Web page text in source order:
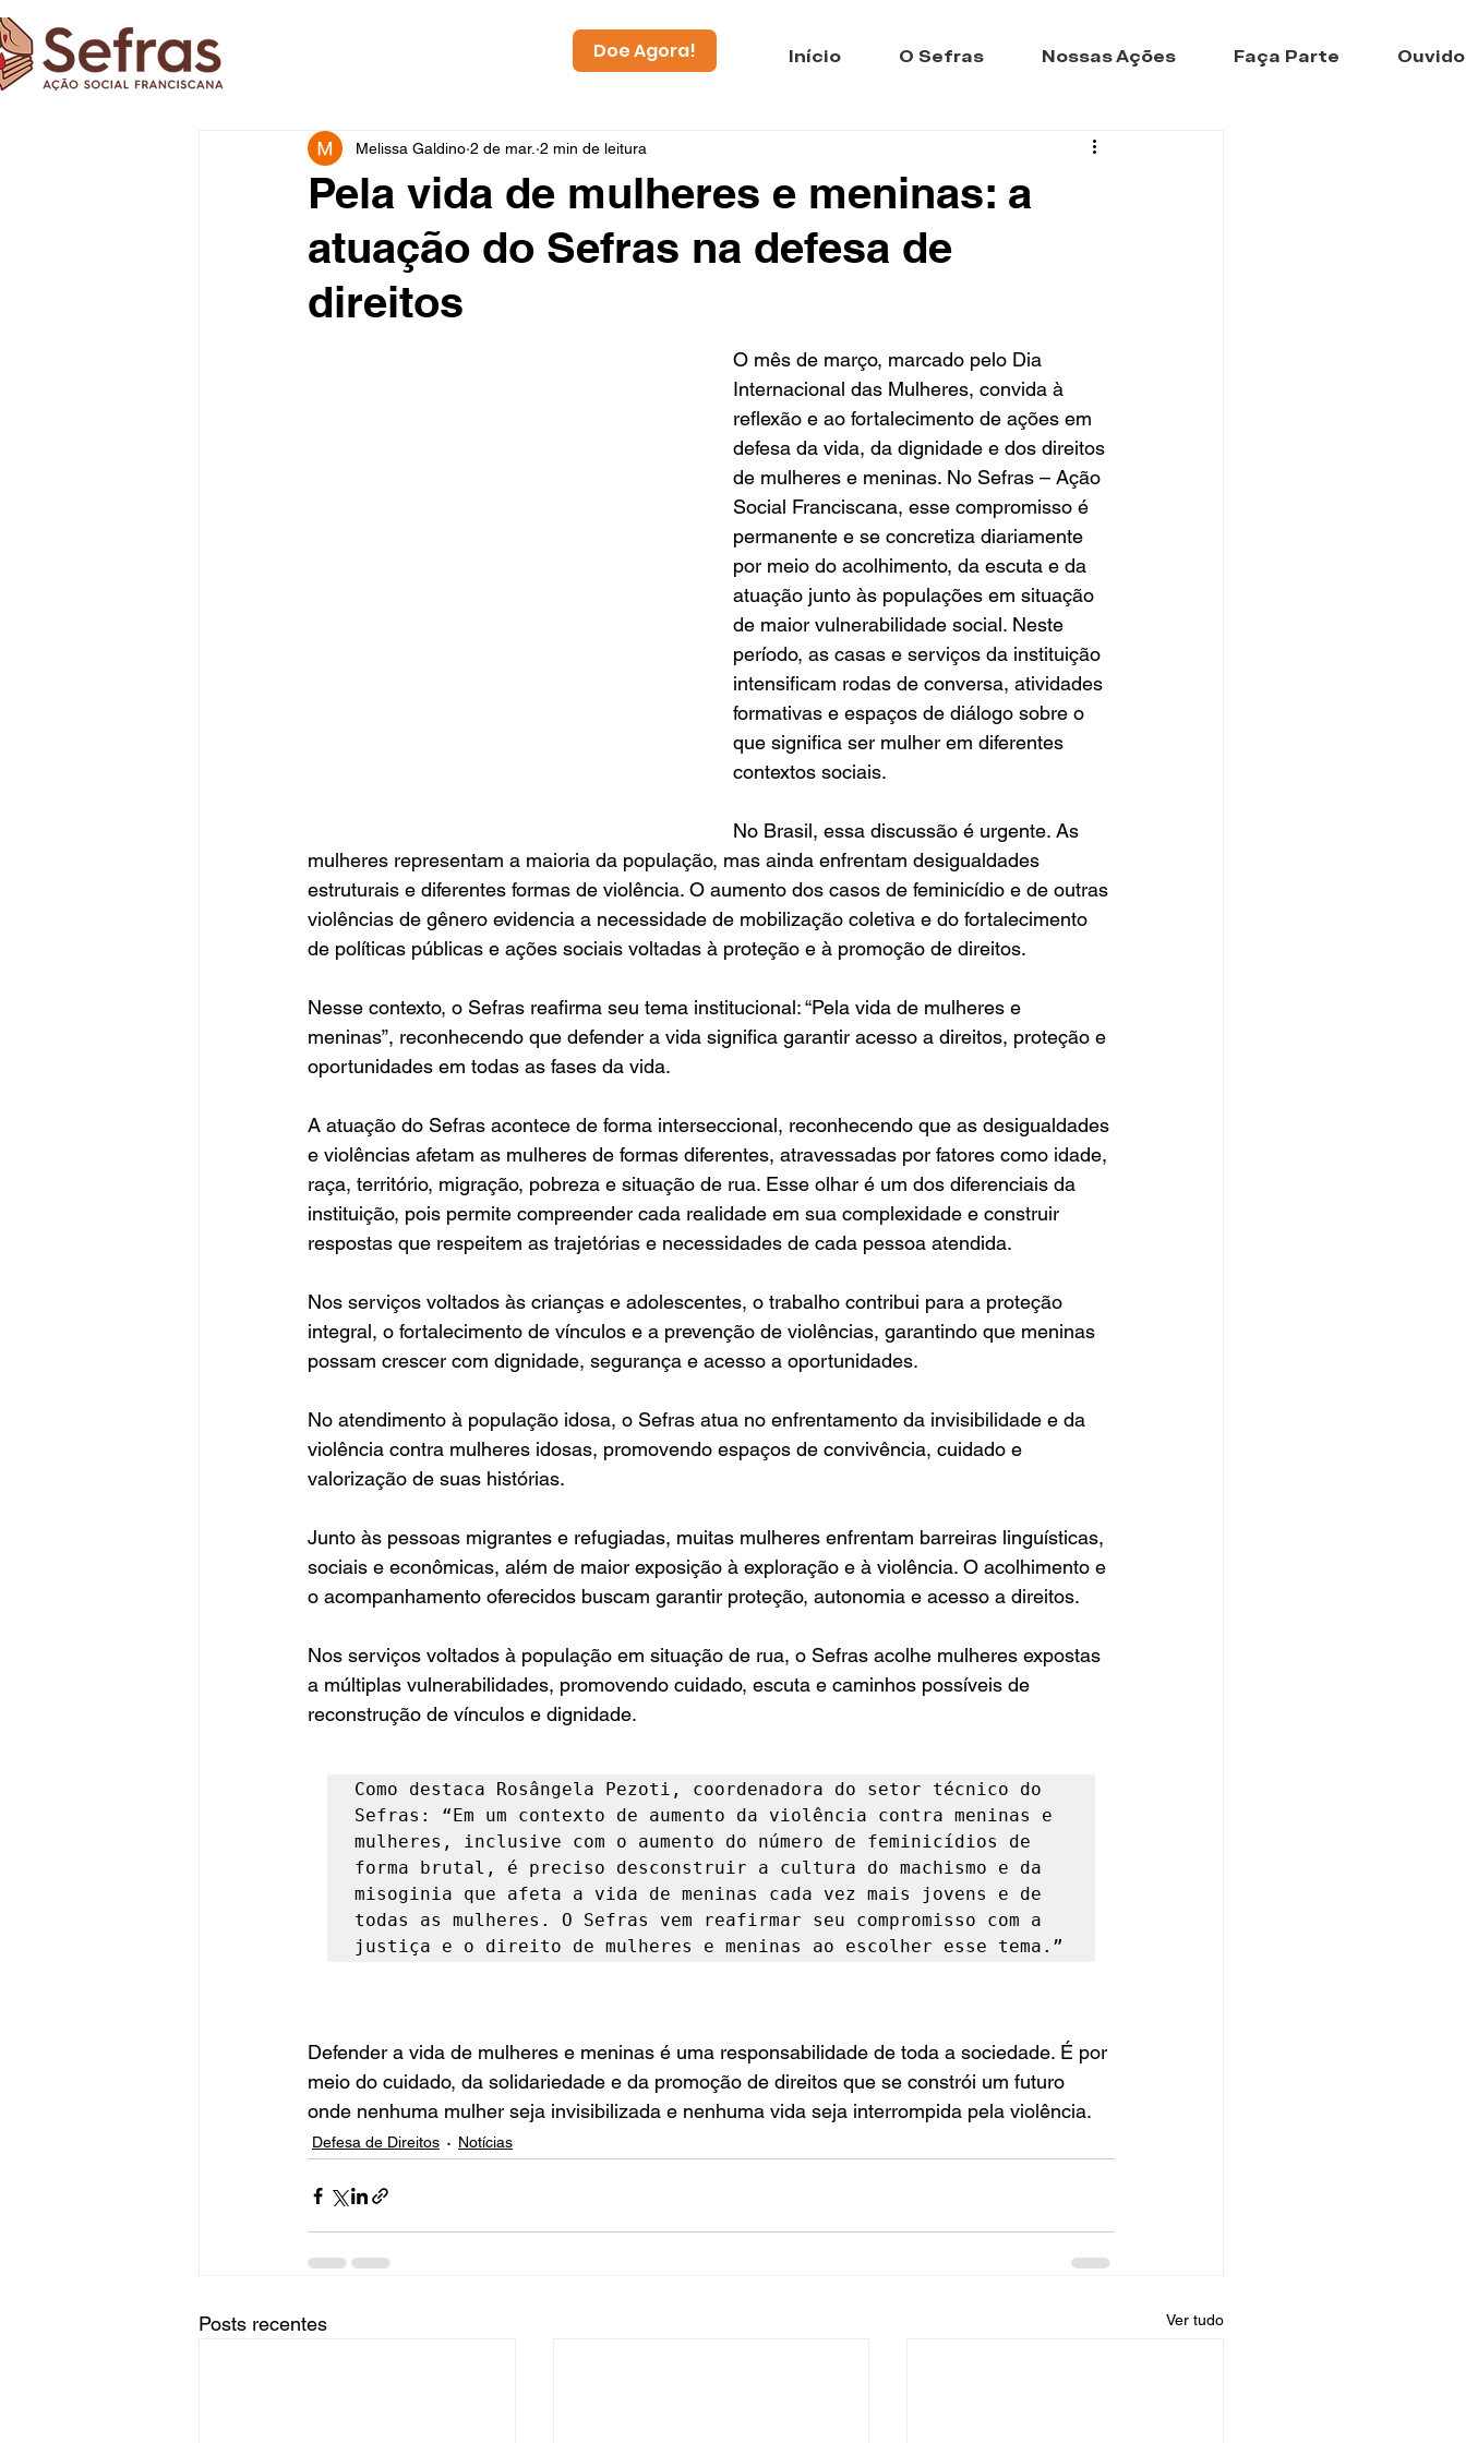
Doe Agora! Início O Sefras Nossas Ações Faça Parte
Pela vida de mulheres e meninas: a
atuação do Sefras na defesa de
direitos
Melissa Galdino 2 de mar. 2 min de leitura
O mês de março, marcado pelo Dia
Internacional das Mulheres, convida à
reflexão e ao fortalecimento de ações em
defesa da vida, da dignidade e dos direitos
de mulheres e meninas. No Sefras – Ação
Social Franciscana, esse compromisso é
permanente e se concretiza diariamente
por meio do acolhimento, da escuta e da
atuação junto às populações em situação
de maior vulnerabilidade social. Neste
período, as casas e serviços da instituição
intensificam rodas de conversa, atividades
formativas e espaços de diálogo sobre o
que significa ser mulher em diferentes
contextos sociais.
No Brasil, essa discussão é urgente. As
mulheres representam a maioria da população, mas ainda enfrentam desigualdades
estruturais e diferentes formas de violência. O aumento dos casos de feminicídio e de outras
violências de gênero evidencia a necessidade de mobilização coletiva e do fortalecimento
de políticas públicas e ações sociais voltadas à proteção e à promoção de direitos.
Nesse contexto, o Sefras reafirma seu tema institucional: “Pela vida de mulheres e
meninas”, reconhecendo que defender a vida significa garantir acesso a direitos, proteção e
oportunidades em todas as fases da vida.
A atuação do Sefras acontece de forma interseccional, reconhecendo que as desigualdades
e violências afetam as mulheres de formas diferentes, atravessadas por fatores como idade,
raça, território, migração, pobreza e situação de rua. Esse olhar é um dos diferenciais da
instituição, pois permite compreender cada realidade em sua complexidade e construir
respostas que respeitem as trajetórias e necessidades de cada pessoa atendida.
Nos serviços voltados às crianças e adolescentes, o trabalho contribui para a proteção
integral, o fortalecimento de vínculos e a prevenção de violências, garantindo que meninas
possam crescer com dignidade, segurança e acesso a oportunidades.
No atendimento à população idosa, o Sefras atua no enfrentamento da invisibilidade e da
violência contra mulheres idosas, promovendo espaços de convivência, cuidado e
valorização de suas histórias.
Junto às pessoas migrantes e refugiadas, muitas mulheres enfrentam barreiras linguísticas,
sociais e econômicas, além de maior exposição à exploração e à violência. O acolhimento e
o acompanhamento oferecidos buscam garantir proteção, autonomia e acesso a direitos.
Nos serviços voltados à população em situação de rua, o Sefras acolhe mulheres expostas
a múltiplas vulnerabilidades, promovendo cuidado, escuta e caminhos possíveis de
reconstrução de vínculos e dignidade.
Como destaca Rosângela Pezoti, coordenadora do setor técnico do
Sefras: “Em um contexto de aumento da violência contra meninas e
mulheres, inclusive com o aumento do número de feminicídios de
forma brutal, é preciso desconstruir a cultura do machismo e da
misoginia que afeta a vida de meninas cada vez mais jovens e de
todas as mulheres. O Sefras vem reafirmar seu compromisso com a
justiça e o direito de mulheres e meninas ao escolher esse tema.”
Defender a vida de mulheres e meninas é uma responsabilidade de toda a sociedade. É por
meio do cuidado, da solidariedade e da promoção de direitos que se constrói um futuro
onde nenhuma mulher seja invisibilizada e nenhuma vida seja interrompida pela violência.
Defesa de Direitos Notícias
Posts recentes Ver tudo